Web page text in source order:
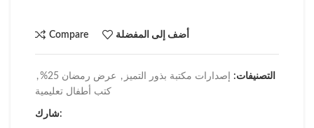
Compare أضف إلى المفضلة
التصنيفات: إصدارات مكتبة بذور التميز , عرض رمضان 25%
,
كتب أطفال تعليمية
شارك: